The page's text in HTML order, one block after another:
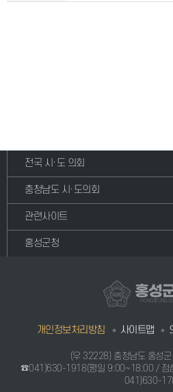
전국 시·도 의회
충청남도 시·도의회
관련사이트
홍성군청
홍성
HONGSEONG
개인정보처리방침 사이트맵
(우 32228) 충청남도 홍성
☎041)630-1918(평일 9:00~18:00 / 점
041)630-